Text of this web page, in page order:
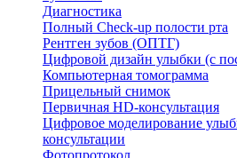
Диагностика
Полный Check-up полости рта
Рентген зубов (ОПТГ)
Цифровой дизайн улыбки (с
Компьютерная томограмма
Прицельный снимок
Первичная HD-консультация
Цифровое моделирование
консультации
Фотопротокол